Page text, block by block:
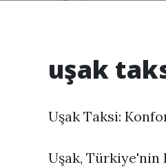
uşak
Uşak Taksi:
Uşak, Türkiye'nin